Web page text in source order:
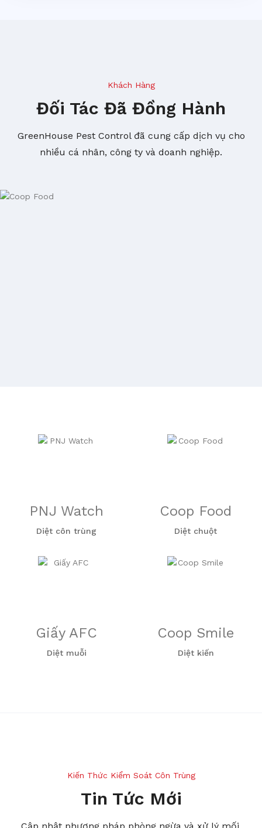
Khách Hàng
Đối Tác Đã Đồng Hành
GreenHouse Pest Control đã cung cấp dịch vụ cho
nhiều cá nhân, công ty và doanh nghiệp.
PNJ Watch
Diệt côn trùng
Coop Food
Diệt chuột
Giấy AFC
Diệt muỗi
Coop Smile
Diệt kiến
Kiến Thức Kiểm Soát Côn Trùng
Tin Tức Mới